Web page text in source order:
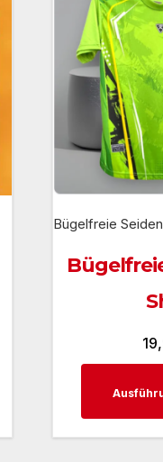
Bügelfreie